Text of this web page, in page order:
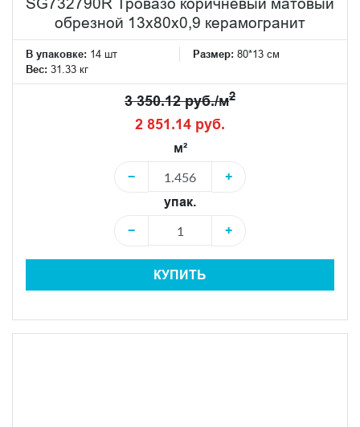
обрезной 13x80x0,9 керамогранит
В упаковке: 14 шт Размер: 80*13 см
Вес: 31.33 кг
3 350.12 руб./м2
2 851.14 руб.
м²
−
+
упак.
−
+
КУПИТЬ